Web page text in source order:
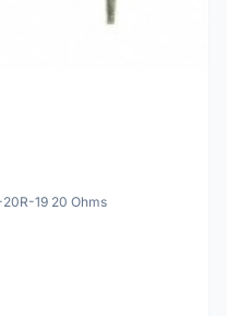
19 20 Ohms